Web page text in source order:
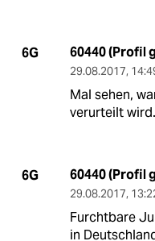
6G 60440 (Profil
29.08.2017,
Mal sehen,
verurteilt
6G 60440 (Profil
29.08.2017,
Furchtbare
in